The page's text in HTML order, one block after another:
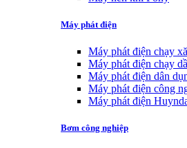
Máy phát điện
Máy phát điện chạy
Máy phát điện chạy
Máy phát điện dân
Máy phát điện công
Máy phát điện
Bơm công nghiệp